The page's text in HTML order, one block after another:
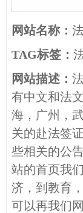
网站名称：
TAG标签：
网站描述：
有中文和法
海，广州，
关的赴法签
些相关的公
站的首页我
济，到教育
可以再我们